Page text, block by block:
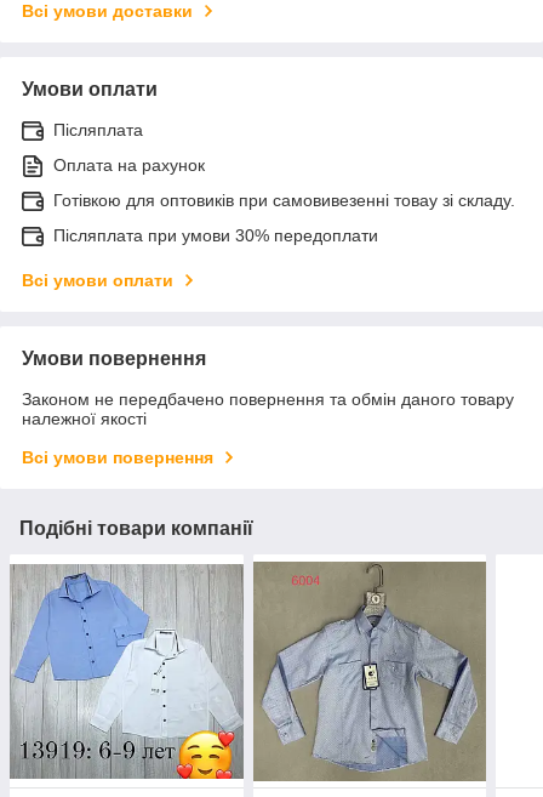
Всі умови доставки
Умови оплати
Післяплата
Оплата на рахунок
Готівкою для оптовиків при самовивезенні товау зі складу.
Післяплата при умови 30% передоплати
Всі умови оплати
Умови повернення
Законом не передбачено повернення та обмін даного товару
належної якості
Всі умови повернення
Подібні товари компанії